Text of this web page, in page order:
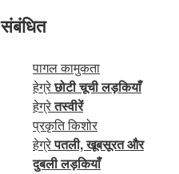
संबंधित
पागल कामुकता
हेग्रेछोटी चूची लड़कियाँ
हेग्रेतस्वीरें
प्रकृति किशोर
हेग्रेपतली, खूबसूरत और
दुबली लड़कियाँ